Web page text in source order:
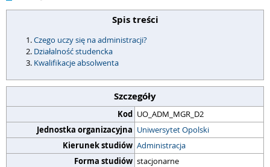
Spis treści
Czego uczy się na administracji?
Działalność studencka
Kwalifikacje absolwenta
Szczegóły
Kod UO_ADM_MGR_D2
Jednostka organizacyjna Uniwersytet Opolski
Kierunek studiów Administracja
Forma studiów stacjonarne